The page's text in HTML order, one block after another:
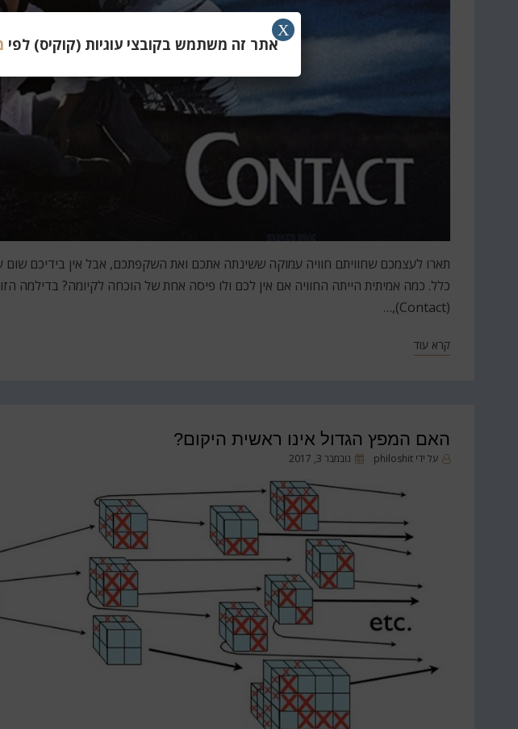
תארו לעצמכם שחוויתם חוויה עמוקה ששינתה אתכם ואת השקפתכם, אבל אין בידיכם שום
כלל. כמה אמיתית הייתה החוויה אם אין לכם ולו פיסה אחת של הוכחה לקיומה? בדילמה
(Contact),…
קרא עוד
האם המפץ הגדול אינו ראשית היקום?
על ידיphiloshit
פורסםנובמבר 3, 2017
אתר זה משתמש בקובצי עוגיות (קוקיס) לפי
X